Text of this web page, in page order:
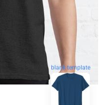
blank template